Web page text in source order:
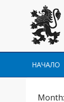
НАЧАЛО
Month: